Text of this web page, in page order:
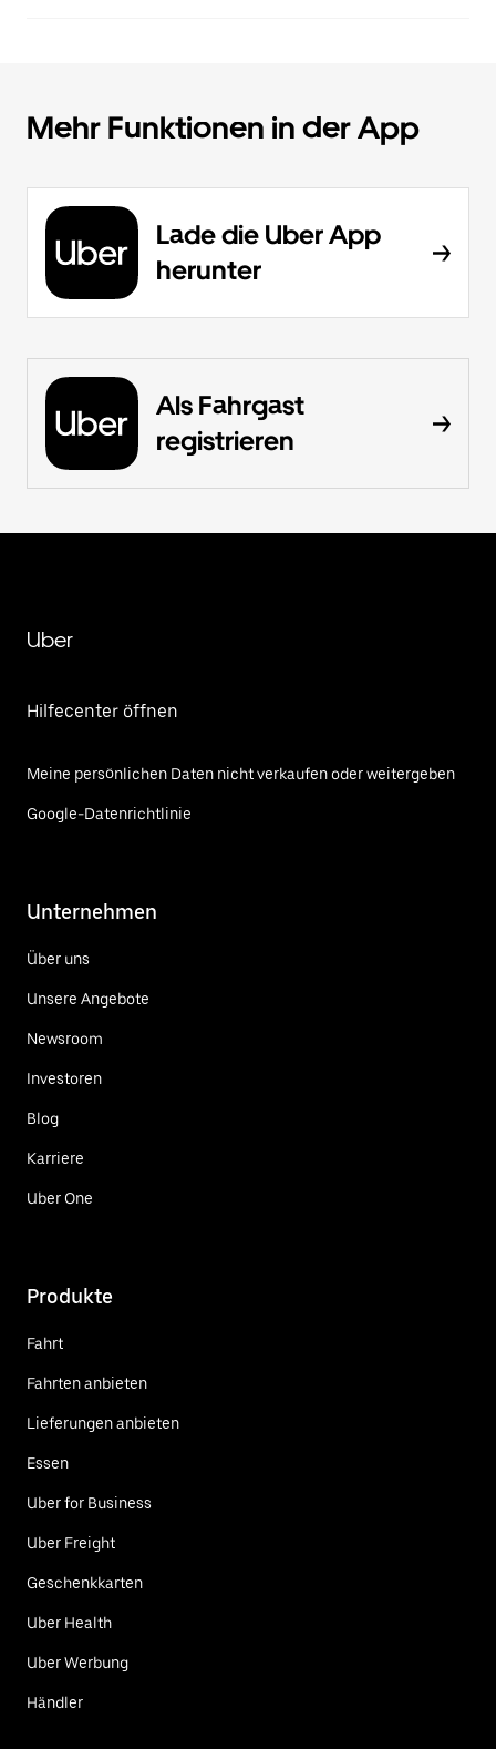
Mehr Funktionen in der App
Lade die Uber App
herunter
Als Fahrgast
registrieren
Uber
Hilfecenter öffnen
Meine persönlichen Daten nicht verkaufen oder weitergeben
Google-Datenrichtlinie
Unternehmen
Über uns
Unsere Angebote
Newsroom
Investoren
Blog
Karriere
Uber One
Produkte
Fahrt
Fahrten anbieten
Lieferungen anbieten
Essen
Uber for Business
Uber Freight
Geschenkkarten
Uber Health
Uber Werbung
Händler